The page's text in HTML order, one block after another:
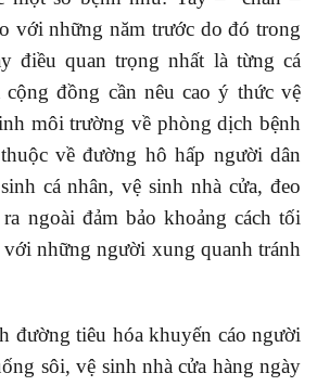
với những năm trước do đó trong
điều quan trọng nhất là từng cá
đồng cần nêu cao ý thức vệ
môi trường về phòng dịch bệnh
về đường hô hấp người dân
cá nhân, vệ sinh nhà cửa, đeo
ngoài đảm bảo khoảng cách tối
những người xung quanh tránh
tiêu hóa khuyến cáo người
sôi, vệ sinh nhà cửa hàng ngày